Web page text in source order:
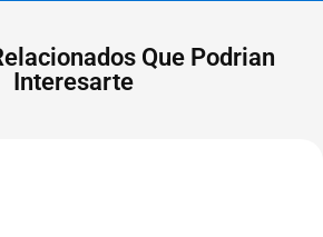
Que Podrian
Interesarte